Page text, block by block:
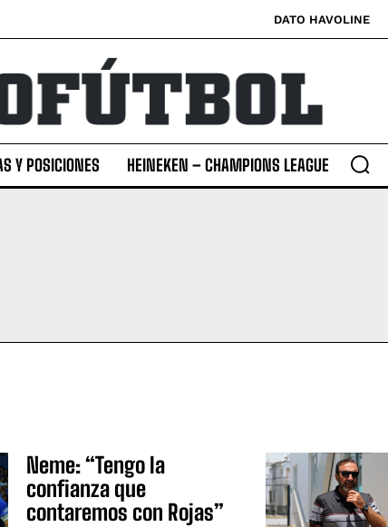
DATO HAVOLINE
Y POSICIONES HEINEKEN – CHAMPIONS LEAGUE
Neme: “Tengo la
confianza que
contaremos con Rojas”